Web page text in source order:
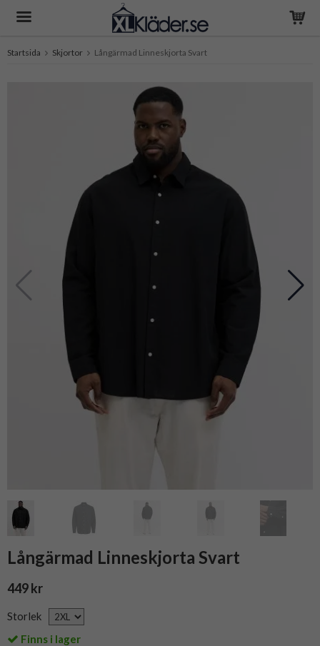
Startsida Skjortor Långärmad Linneskjorta Svart
Långärmad Linneskjorta Svart
449 kr
Storlek
Finns i lager